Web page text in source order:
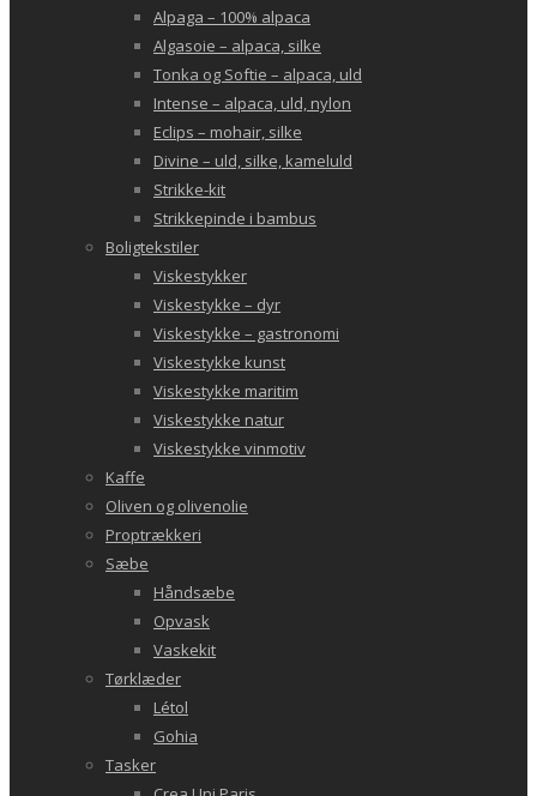
Alpaga – 100% alpaca
Algasoie – alpaca, silke
Tonka og Softie – alpaca, uld
Intense – alpaca, uld, nylon
Eclips – mohair, silke
Divine – uld, silke, kameluld
Strikke-kit
Strikkepinde i bambus
Boligtekstiler
Viskestykker
Viskestykke – dyr
Viskestykke – gastronomi
Viskestykke kunst
Viskestykke maritim
Viskestykke natur
Viskestykke vinmotiv
Kaffe
Oliven og olivenolie
Proptrækkeri
Sæbe
Håndsæbe
Opvask
Vaskekit
Tørklæder
Létol
Gohia
Tasker